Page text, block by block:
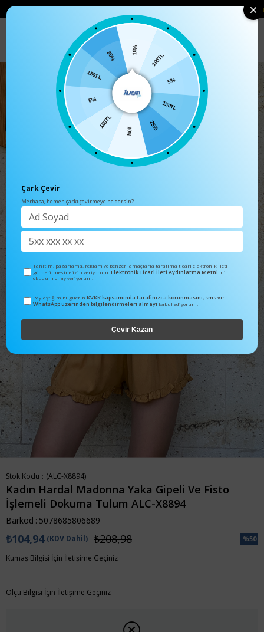
%15 İNDIRIM
Tulum
Stok Kodu (ALC-X8894)
Kadın Hardal Madonna Yaka Gipeli Ve Fisto
İşlemeli Dokuma Tulum ALC-X8894
Barkod : 5078685806689
%50
₺208,98
₺104,94 (KDV Dahil)
Kumaş Bilgisi İçin İletişime Geçiniz
Ölçü Bilgisi İçin İletişime Geçiniz
10% 100TL
5%
150TL
25%
10%
100TL
5%
25%
Çark Çevir
Merhaba, hemen çarkı çevirmeye ne dersin?
Tanıtım, pazarlama, reklam ve benzeri amaçlarla tarafıma ticari elektronik ileti
gönderilmesine izin veriyorum.Elektronik Ticari İleti Aydınlatma Metni 'ni
okudum onay veriyorum.
Paylaştığım bilgilerin KVKK kapsamında tarafınızca korunmasını, sms ve
WhatsApp üzerinden bilgilendirmeleri almayı kabul ediyorum.
Çevir Kazan